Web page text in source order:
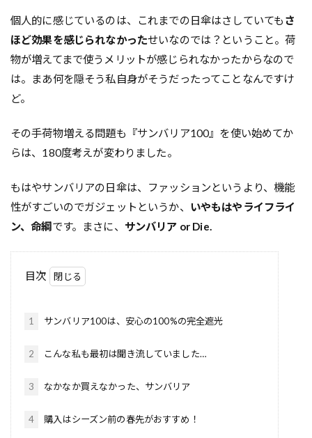
個人的に感じているのは、これまでの日傘はさしていても さ
ほど効果を感じられなかったせいなのでは？ということ。荷
物が増えてまで使うメリットが感じられなかったからなので
は。まあ何を隠そう私自身がそうだったってことなんですけ
ど。
その手荷物増える問題も『サンバリア100』を使い始めてか
らは、180度考えが変わりました。
もはやサンバリアの日傘は、ファッションというより、機能
性がすごいのでガジェットというか、 いやもはやライフライ
ン、命綱です。まさに、 サンバリア or Die.
目次
1 サンバリア100は、安心の100%の完全遮光
2 こんな私も最初は聞き流していました…
3 なかなか買えなかった、サンバリア
4 購入はシーズン前の春先がおすすめ！